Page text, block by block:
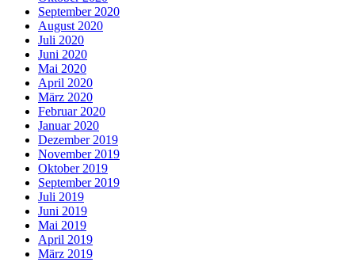
September 2020
August 2020
Juli 2020
Juni 2020
Mai 2020
April 2020
März 2020
Februar 2020
Januar 2020
Dezember 2019
November 2019
Oktober 2019
September 2019
Juli 2019
Juni 2019
Mai 2019
April 2019
März 2019